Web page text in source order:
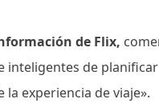
de Flix,
inteligentes de
experiencia de viaje».